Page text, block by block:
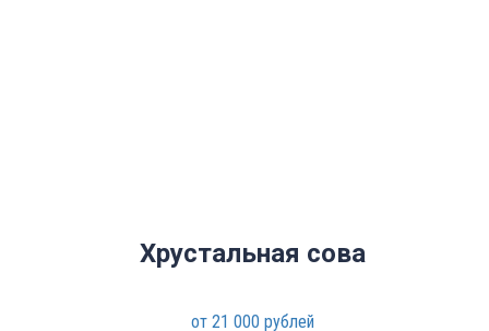
Хрустальная сова
от 21 000 рублей